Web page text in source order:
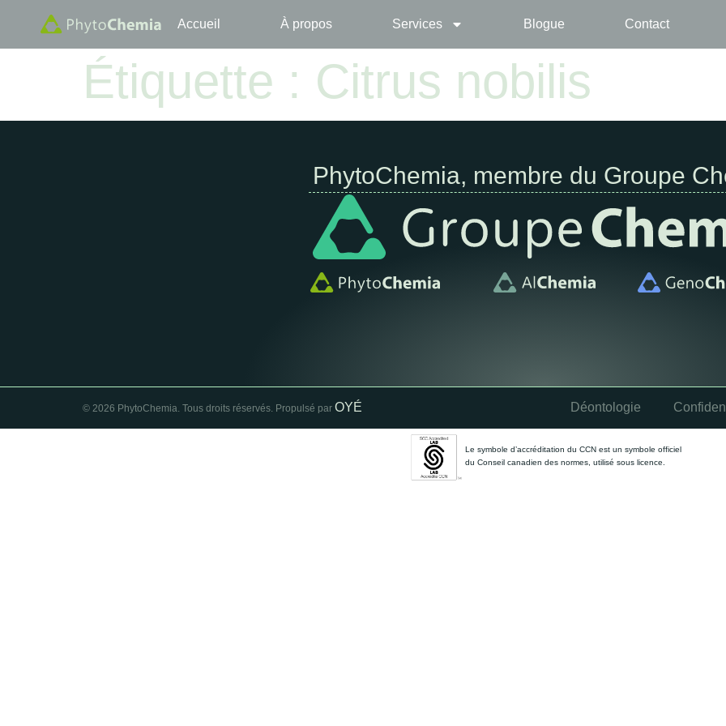
Accueil À propos Services Blogue Contact
Étiquette : Citrus nobilis
PhytoChemia, membre du Groupe
© 2026 PhytoChemia. Tous droits réservés. Propulsé par OYÉ Déontologie
Le symbole d’accréditation du CCN est un symbole officiel
du Conseil canadien des normes, utilisé sous licence.